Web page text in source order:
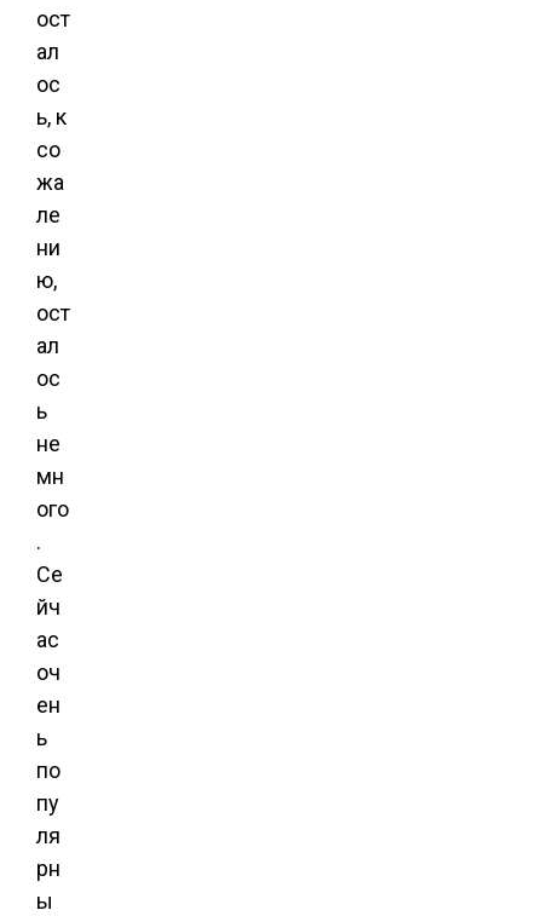
ост
ал
ос
ь, к
со
жа
ле
ни
ю,
ост
ал
ос
ь
не
мн
ого
.
Се
йч
ас
оч
ен
ь
по
пу
ля
рн
ы